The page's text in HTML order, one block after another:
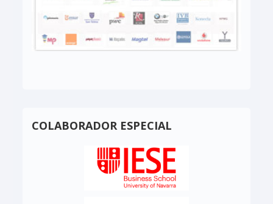
COLABORADOR ESPECIAL